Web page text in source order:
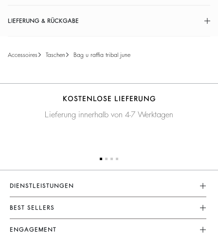
LIEFERUNG & RÜCKGABE
accessoires taschen bag u raffia tribal june
KOSTENLOSE LIEFERUNG
Lieferung innerhalb von 4-7 Werktagen
DIENSTLEISTUNGEN
Rücksendungen Und Erstattungen
Lieferung
FAQ
BEST SELLERS
Kleider
ENGAGEMENT